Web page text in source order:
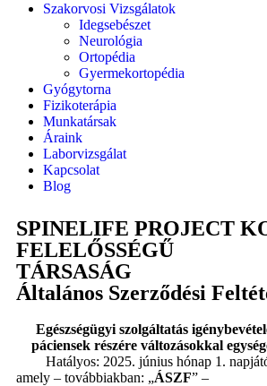
Szakorvosi Vizsgálatok
Idegsebészet
Neurológia
Ortopédia
Gyermekortopédia
Gyógytorna
Fizikoterápia
Munkatársak
Áraink
Laborvizsgálat
Kapcsolat
Blog
SPINELIFE PROJECT
FELELŐSSÉGŰ
TÁRSASÁG
Általános Szerződési
Egészségügyi szolgáltatás
páciensek részére változásokkal
Hatályos: 2025. június hónap 1.
amely – továbbiakban: „ÁSZF” –